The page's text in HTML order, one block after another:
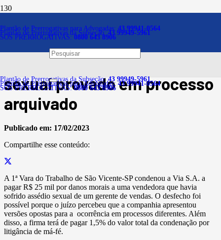
Plantão de Prerrogativas para Advogadas: 43 99941-0564
Plantão de Prerrogativas da Subseção:43 99949-5961
SOS PRERROGATIVAS:0800 643 8906
Plantão de Prerrogativas da Subseção:43 99949-5961
Plantão de Prerrogativas para Advogadas:43 99941-0564
SOS PRERROGATIVAS:0800 643 8906
Varejista é condenada por
má-fé ao negar assédio
sexual provado em processo
arquivado
Publicado em: 17/02/2023
Compartilhe esse conteúdo:
A 1ª Vara do Trabalho de São Vicente-SP condenou a Via S.A. a
pagar R$ 25 mil por danos morais a uma vendedora que havia
sofrido assédio sexual de um gerente de vendas. O desfecho foi
possível porque o juízo percebeu que a companhia apresentou
versões opostas para a ocorrência em processos diferentes. Além
disso, a firma terá de pagar 1,5% do valor total da condenação por
litigância de má-fé.